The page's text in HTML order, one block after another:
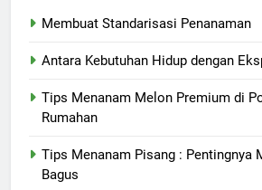
Membuat Standarisasi Penanaman
Antara Kebutuhan Hidup dengan
Tips Menanam Melon Premium di
Rumahan
Tips Menanam Pisang : Pentingnya
Bagus